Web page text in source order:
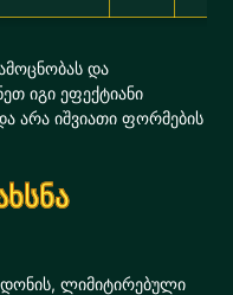
და
იგი ეფექტიანი
არა იშვიათი ფორმების
დონის, ლიმიტირებული